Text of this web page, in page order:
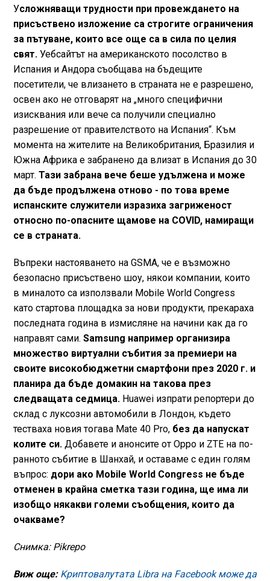
Усложняващи трудности при провеждането на
присъствено изложение са строгите ограничения
за пътуване, които все още са в сила по целия
свят.Уебсайтът на американското посолство в
Испания и Андора съобщава на бъдещите
пoсетители, че влизането в страната не е разрешено,
освен ако не отговарят на „много специфични
изисквания или вече са получили специално
разрешение от правителството на Испания“. Към
момента на жителите на Великобритания, Бразилия и
Южна Африка е забранено да влизат в Испания до 30
март. Тази забрана вече беше удължена и може
да бъде продължена отново - по това време
испанските служители изразиха загриженост
относно по-опасните щамове на COVID, намиращи
се в страната.
Въпреки настояването на GSMA, че е възможно
безопасно присъствено шоу, някои компании, които
в миналото са използвали Mobile World Congress
като стартова площадка за нови продукти, прекараха
последната година в измисляне на начини как да го
направят сами. Samsung например организира
множество виртуални събития за премиери на
своите високобюджетни смартфони през 2020 г. и
планира да бъде домакин на такова през
следващата седмица.Huawei изпрати репортери до
склад с луксозни автомобили в Лондон, където
тестваха новия тогава Mate 40 Pro,без да напускат
колите си.Добавете и анонсите от Oppo и ZTE на по-
ранното събитие в Шанхай, и оставаме с един голям
въпрос: дори ако Mobile World Congress не бъде
отменен в крайна сметка тази година, ще има ли
изобщо някакви големи съобщения, които да
очакваме?
Снимка: Pikrepo
Виж още: Kриптовалутата Libra на Facebook може да